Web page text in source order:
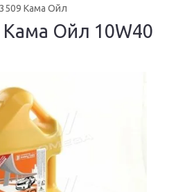
3509 Кама Ойл
Ойл 10W40